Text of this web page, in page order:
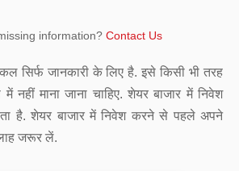
information? Contact Us
सिर्फ जानकारी के लिए है. इसे किसी भी तरह
माना जाना चाहिए. शेयर बाजार में निवेश
है. शेयर बाजार में निवेश करने से पहले अपने
जरूर लें.